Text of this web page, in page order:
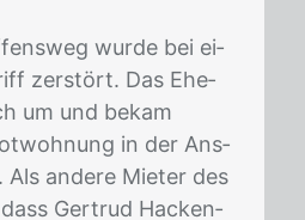
wur­de bei ei­
zer­stört. Das Ehe­
um und be­kam
in der Ans­
Als an­de­re Mie­ter des
Ger­trud Ha­cken­